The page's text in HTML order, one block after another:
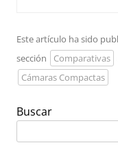
Este artículo ha sido
sección
Comparativas
Cámaras Compactas
Buscar